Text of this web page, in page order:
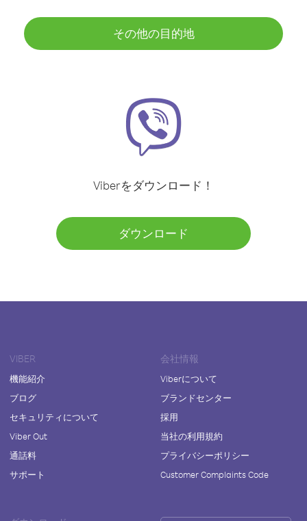
その他の目的地
Viberをダウンロード！
ダウンロード
VIBER
機能紹介
ブログ
セキュリティについて
Viber Out
通話料
サポート
会社情報
Viberについて
ブランドセンター
採用
当社の利用規約
プライバシーポリシー
Customer Complaints Code